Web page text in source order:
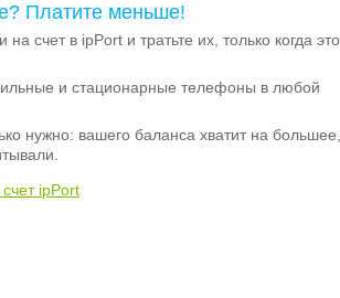
Платите меньше!
на счет в ipPort и тратьте их, только когда это
и стационарные телефоны в любой
нужно: вашего баланса хватит на большее,
ipPort